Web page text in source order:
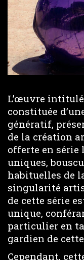
L’œuvre
constituée
génératif,
de la création
offerte en série
uniques,
habituelles de
singularité
de cette série
unique,
particulier en
gardien de
Cependant,